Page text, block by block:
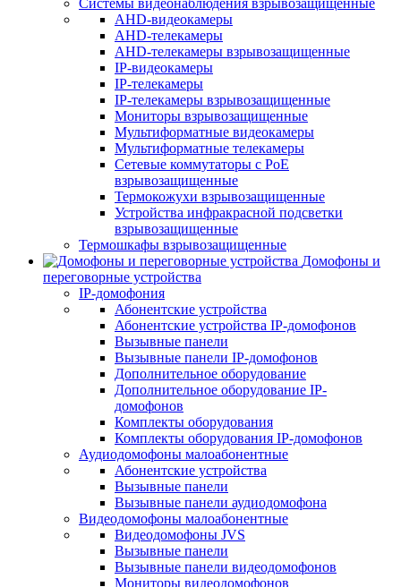
Системы видеонаблюдения взрывозащищенные
AHD-видеокамеры
AHD-телекамеры
AHD-телекамеры взрывозащищенные
IP-видеокамеры
IP-телекамеры
IP-телекамеры взрывозащищенные
Мониторы взрывозащищенные
Мультиформатные видеокамеры
Мультиформатные телекамеры
Сетевые коммутаторы с РоЕ
взрывозащищенные
Термокожухи взрывозащищенные
Устройства инфракрасной подсветки
взрывозащищенные
Термошкафы взрывозащищенные
Домофоны и
переговорные устройства
IP-домофония
Абонентские устройства
Абонентские устройства IP-домофонов
Вызывные панели
Вызывные панели IP-домофонов
Дополнительное оборудование
Дополнительное оборудование IP-
домофонов
Комплекты оборудования
Комплекты оборудования IP-домофонов
Аудиодомофоны малоабонентные
Абонентские устройства
Вызывные панели
Вызывные панели аудиодомофона
Видеодомофоны малоабонентные
Видеодомофоны JVS
Вызывные панели
Вызывные панели видеодомофонов
Мониторы видеодомофонов